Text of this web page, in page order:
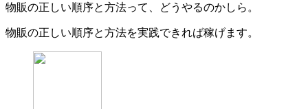
物販の正しい順序と方法って、どうやるのかしら。
物販の正しい順序と方法を実践できれば稼げます。